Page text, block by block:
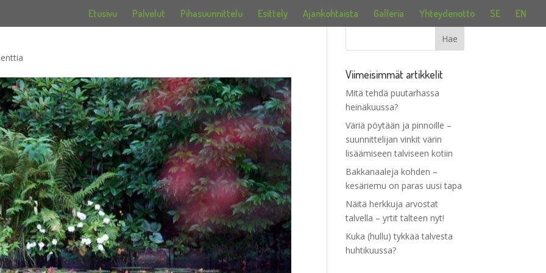
Etusivu Palvelut Pihasuunnittelu Esittely Ajankohtaista Galleria Yhteydenotto SE EN
Viimeisimmät artikkelit
Mitä tehdä puutarhassa
heinäkuussa?
Väriä pöytään ja pinnoille –
suunnittelijan vinkit värin
lisäämiseen talviseen kotiin
Bakkanaaleja kohden –
kesäriemu on paras uusi tapa
Näitä herkkuja arvostat
talvella – yrtit talteen nyt!
Kuka (hullu) tykkää talvesta
huhtikuussa?